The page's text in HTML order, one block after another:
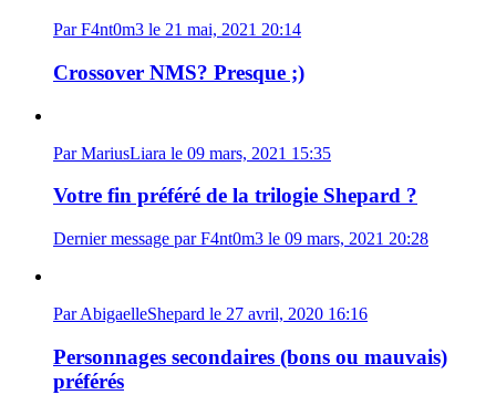
Par F4nt0m3 le 21 mai, 2021 20:14
Crossover NMS? Presque ;)
Par MariusLiara le 09 mars, 2021 15:35
Votre fin préféré de la trilogie Shepard ?
Dernier message par F4nt0m3 le 09 mars, 2021 20:28
Par AbigaelleShepard le 27 avril, 2020 16:16
Personnages secondaires (bons ou mauvais)
préférés